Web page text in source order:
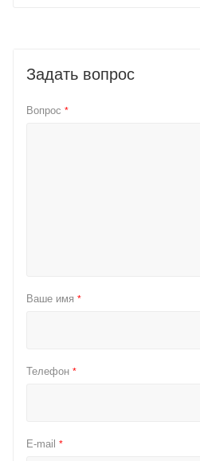
Задать вопрос
Вопрос *
Ваше имя *
Телефон *
E-mail *